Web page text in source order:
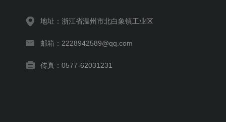
地址：浙江省温州市北白象镇工业区
邮箱：2228942589@qq.com
传真：0577-62031231